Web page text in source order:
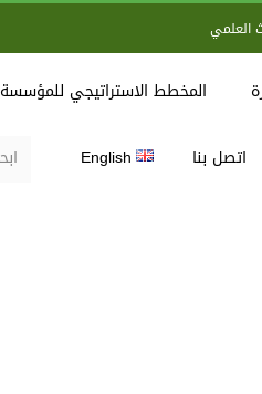
العلمي
المخطط الاستراتيجي للمؤسسة 2026-2030
اتصل بنا English